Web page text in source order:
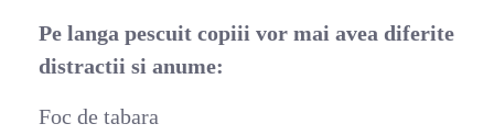
Pe langa pescuit copiii vor mai avea diferite
distractii si anume:
Foc de tabara